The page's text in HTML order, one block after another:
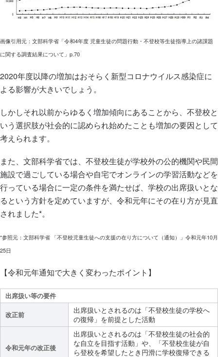
画像引用元：文部科学省「令和4年度 児童生徒の問題行動・不登校等生徒指導上の諸課題
に関する調査結果について」p.70
2020年度以降の増加はおそらく新型コロナウイルス感染症に
よる影響が大きいでしょう。
しかしそれ以前からゆるく増加傾向にあることから、不登校と
いう選択肢が社会的に認められ始めたことも増加の要因として
考えられます。
また、文部科学省では、不登校生徒が学校外の公的機関や民間
施設で過ごしている場合や自宅でオンラインの学習活動などを
行っている場合に一定の条件を満たせば、学校の出席扱いとな
るという方針を定めていますが、令和元年にその在り方が見直
されました*。
*参照元：文部科学省 「不登校児童生徒への支援の在り方について（通知）」令和元年10月
25日
【令和元年通知で大きく変わったポイント】
出席扱い等の要件
改正前
出席扱いとされるのは「不登校生徒の学校へ
の復帰」を前提とした活動
令和元年の改正後
出席扱いとされるのは「不登校生徒の社会的
な自立を目指す活動」や、「不登校生徒が自
ら登校を希望したとき円滑に学校復帰できる